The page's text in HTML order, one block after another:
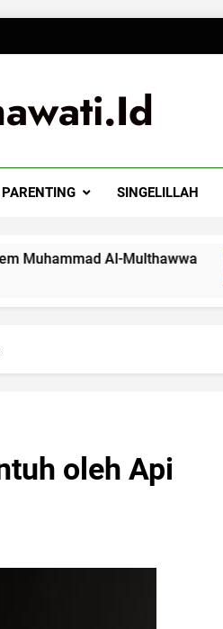
PARENTING SINGELILLAH
Al-Multhawwa
oleh Api